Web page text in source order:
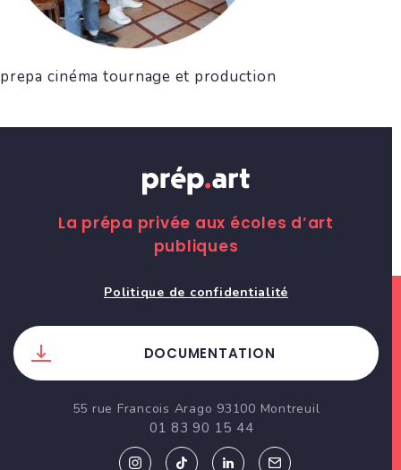
prepa cinéma tournage et production
La prépa privée aux écoles d’art
publiques
Politique de confidentialité
DOCUMENTATION
55 rue Francois Arago 93100 Montreuil
01 83 90 15 44